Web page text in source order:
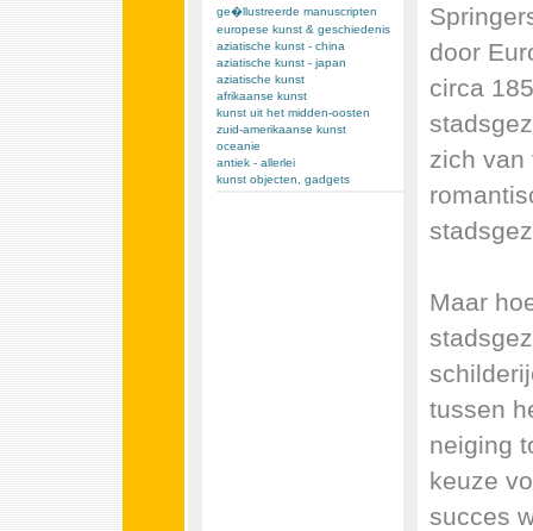
ge�llustreerde manuscripten
europese kunst & geschiedenis
aziatische kunst - china
aziatische kunst - japan
aziatische kunst
afrikaanse kunst
kunst uit het midden-oosten
zuid-amerikaanse kunst
oceanie
antiek - allerlei
kunst objecten, gadgets
door
circa
zich van
Maar
tussen
neiging
keuze
succes